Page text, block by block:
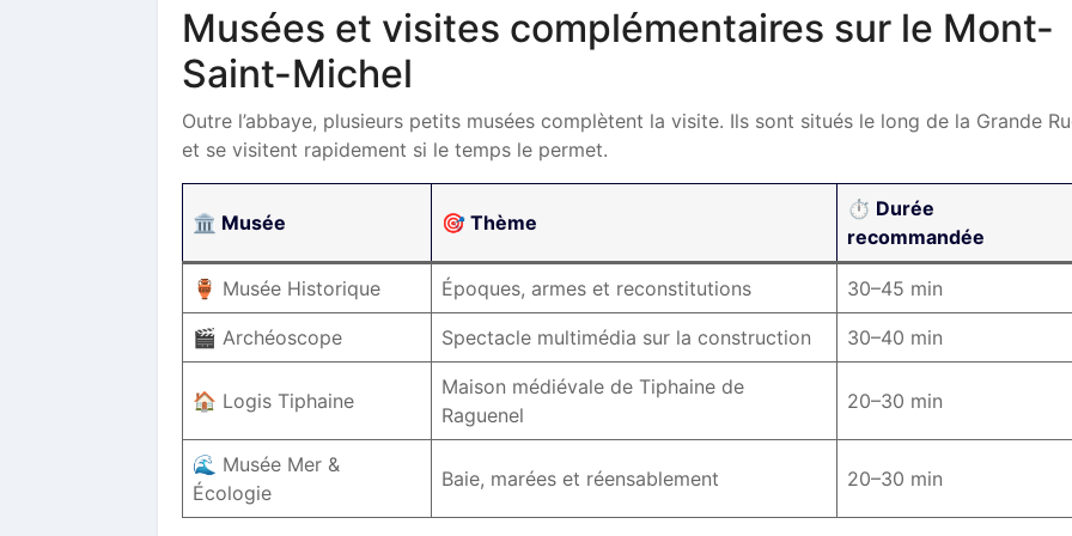
Musées et visites complémentaires sur le Mont-
Saint-Michel
Outre l’abbaye, plusieurs petits musées complètent la visite. Ils sont situés le long de la Grande
et se visitent rapidement si le temps le permet.
🏛️ Musée 🎯 Thème
⏱️ Durée
recommandée
🏺 Musée Historique Époques, armes et reconstitutions 30–45 min
🎬 Archéoscope Spectacle multimédia sur la construction 30–40 min
🏠 Logis Tiphaine
Maison médiévale de Tiphaine de
Raguenel
20–30 min
🌊 Musée Mer &
Écologie
Baie, marées et réensablement 20–30 min